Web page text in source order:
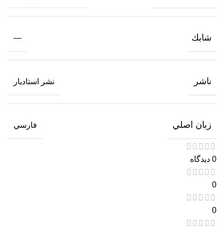
شابك —
ناشر نشر استاديار
زبان اصلي فارسي
0 دیدگاه
0
0